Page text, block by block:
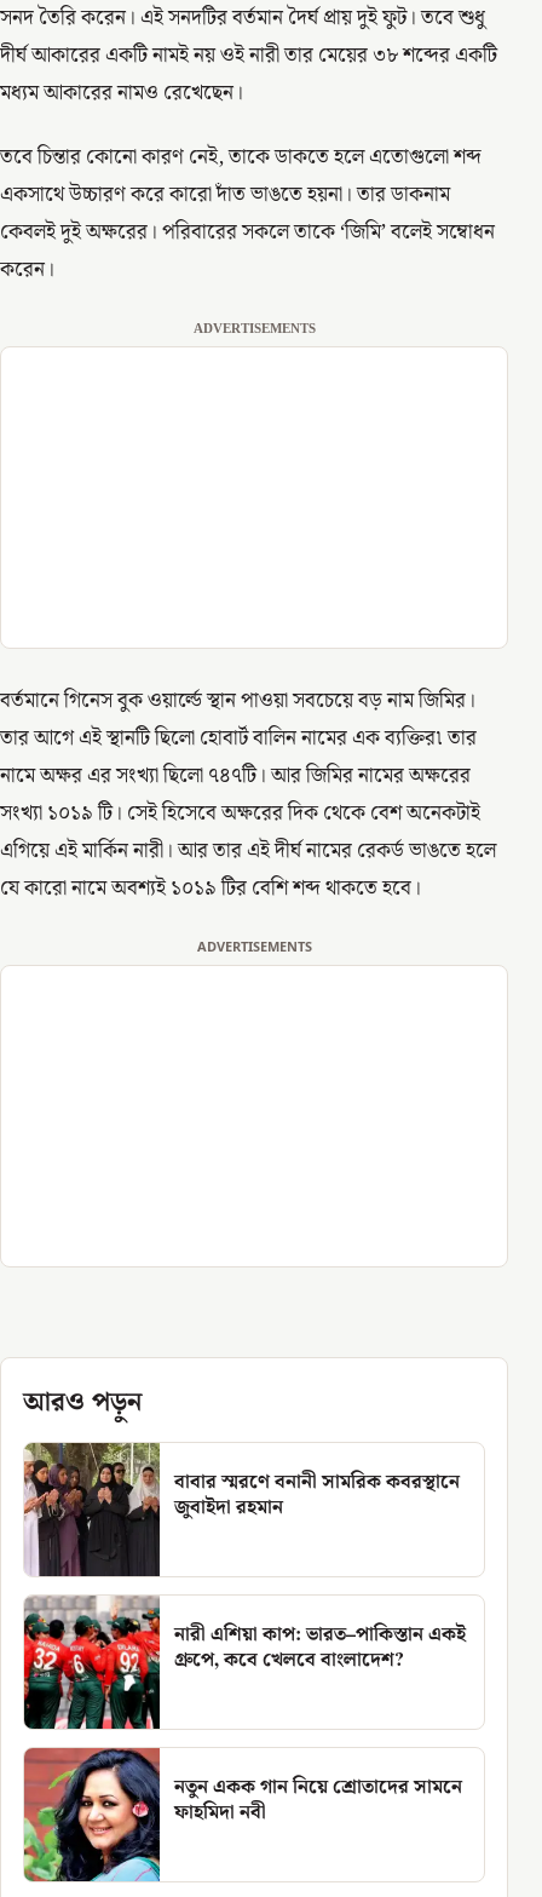
সনদ তৈরি করেন। এই সনদটির বর্তমান দৈর্ঘ প্রায় দুই ফুট। তবে শুধু
দীর্ঘ আকারের একটি নামই নয় ওই নারী তার মেয়ের ৩৮ শব্দের একটি
মধ্যম আকারের নামও রেখেছেন।
তবে চিন্তার কোনো কারণ নেই, তাকে ডাকতে হলে এতোগুলো শব্দ
একসাথে উচ্চারণ করে কারো দাঁত ভাঙতে হয়না। তার ডাকনাম
কেবলই দুই অক্ষরের। পরিবারের সকলে তাকে ‘জিমি’ বলেই সম্বোধন
করেন।
ADVERTISEMENTS
বর্তমানে গিনেস বুক ওয়ার্ল্ডে স্থান পাওয়া সবচেয়ে বড় নাম জিমির।
তার আগে এই স্থানটি ছিলো হোবার্ট বালিন নামের এক ব্যক্তির৷ তার
নামে অক্ষর এর সংখ্যা ছিলো ৭৪৭টি। আর জিমির নামের অক্ষরের
সংখ্যা ১০১৯ টি। সেই হিসেবে অক্ষরের দিক থেকে বেশ অনেকটাই
এগিয়ে এই মার্কিন নারী। আর তার এই দীর্ঘ নামের রেকর্ড ভাঙতে হলে
যে কারো নামে অবশ্যই ১০১৯ টির বেশি শব্দ থাকতে হবে।
ADVERTISEMENTS
আরও পড়ুন
বাবার স্মরণে বনানী সামরিক কবরস্থানে
জুবাইদা রহমান
নারী এশিয়া কাপ: ভারত–পাকিস্তান একই
গ্রুপে, কবে খেলবে বাংলাদেশ?
নতুন একক গান নিয়ে শ্রোতাদের সামনে
ফাহমিদা নবী